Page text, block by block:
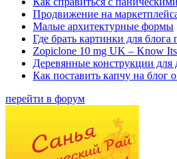
Продвижение на
Малые архитектурные формы
Где брать картинки для блога
Zopiclone 10 mg UK – Know
Деревянные конструкции для
Как поставить капчу на блог
перейти в форум